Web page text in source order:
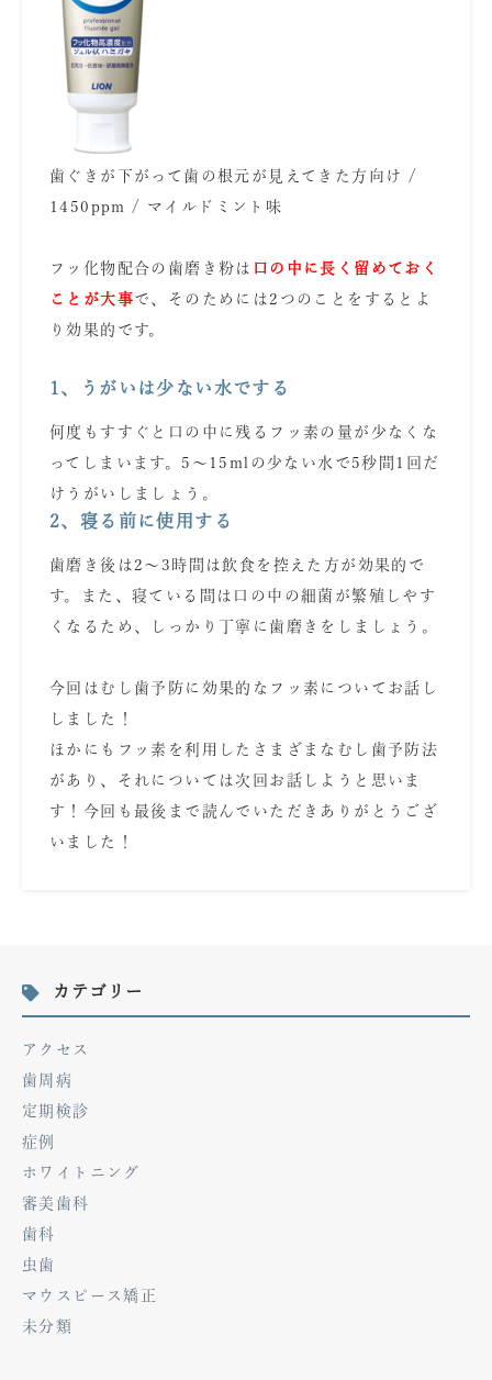
歯ぐきが下がって歯の根元が見えてきた方向け /
1450ppm / マイルドミント味
フッ化物配合の歯磨き粉は 口の中に長く留めておく
ことが大事で、そのためには2つのことをするとよ
り効果的です。
1、うがいは少ない水でする
何度もすすぐと口の中に残るフッ素の量が少なくな
ってしまいます。5〜15mlの少ない水で5秒間1回だ
けうがいしましょう。
2、寝る前に使用する
歯磨き後は2〜3時間は飲食を控えた方が効果的で
す。また、寝ている間は口の中の細菌が繁殖しやす
くなるため、しっかり丁寧に歯磨きをしましょう。
今回はむし歯予防に効果的なフッ素についてお話し
しました！
ほかにもフッ素を利用したさまざまなむし歯予防法
があり、それについては次回お話しようと思いま
す！今回も最後まで読んでいただきありがとうござ
いました！
カテゴリー
アクセス
歯周病
定期検診
症例
ホワイトニング
審美歯科
歯科
虫歯
マウスピース矯正
未分類